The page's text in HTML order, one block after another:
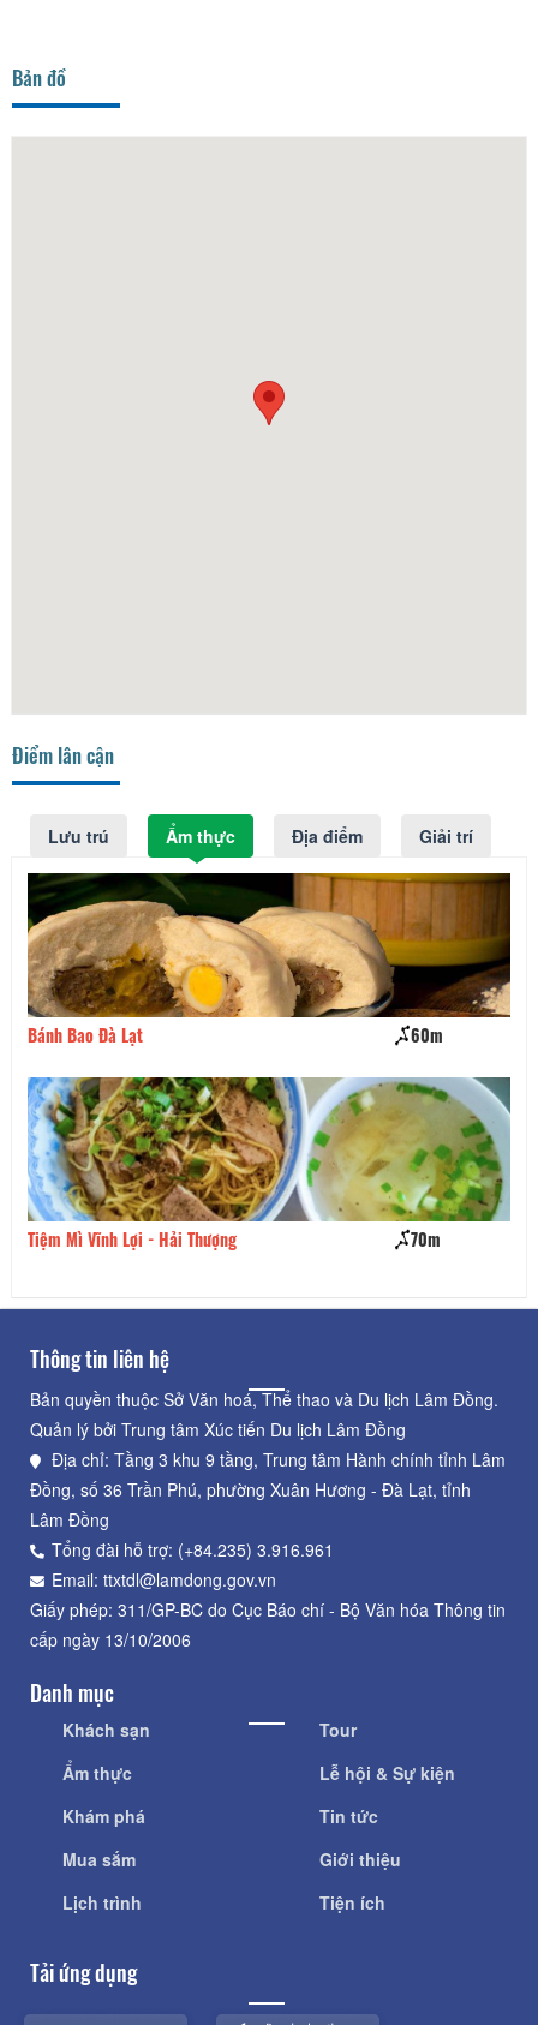
Bản đồ
Điểm lân cận
Lưu trú Ẩm thực Địa điểm Giải trí
Bánh Bao Đà Lạt 60m
Tiệm Mì Vĩnh Lợi - Hải Thượng 70m
Thông tin liên hệ
Bản quyền thuộc Sở Văn hoá, Thể thao và Du lịch Lâm Đồng.
Quản lý bởi Trung tâm Xúc tiến Du lịch Lâm Đồng
Địa chỉ: Tầng 3 khu 9 tầng, Trung tâm Hành chính tỉnh Lâm
Đồng, số 36 Trần Phú, phường Xuân Hương - Đà Lạt, tỉnh
Lâm Đồng
Tổng đài hỗ trợ: (+84.235) 3.916.961
Email: ttxtdl@lamdong.gov.vn
Giấy phép: 311/GP-BC do Cục Báo chí - Bộ Văn hóa Thông tin
cấp ngày 13/10/2006
Danh mục
Khách sạn
Ẩm thực
Khám phá
Mua sắm
Lịch trình
Tour
Lễ hội & Sự kiện
Tin tức
Giới thiệu
Tiện ích
Tải ứng dụng